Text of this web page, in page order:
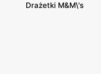
Drażetki M&M\'s